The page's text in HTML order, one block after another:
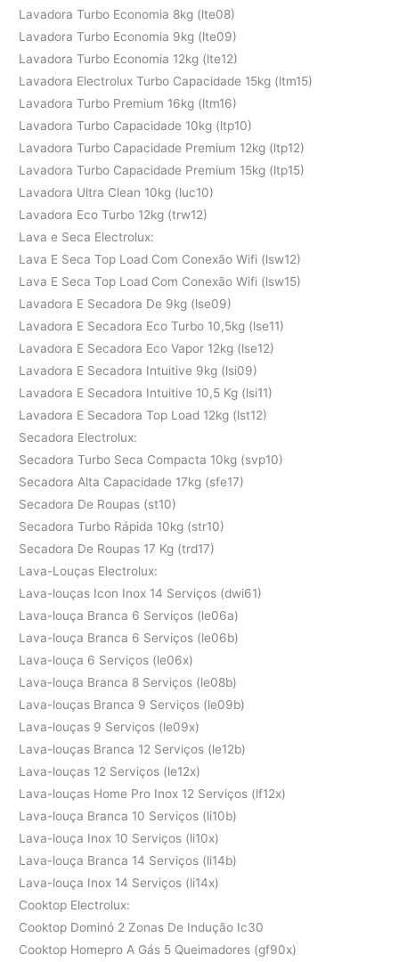
Lavadora Turbo Economia 8kg (lte08)
Lavadora Turbo Economia 9kg (lte09)
Lavadora Turbo Economia 12kg (lte12)
Lavadora Electrolux Turbo Capacidade 15kg (ltm15)
Lavadora Turbo Premium 16kg (ltm16)
Lavadora Turbo Capacidade 10kg (ltp10)
Lavadora Turbo Capacidade Premium 12kg (ltp12)
Lavadora Turbo Capacidade Premium 15kg (ltp15)
Lavadora Ultra Clean 10kg (luc10)
Lavadora Eco Turbo 12kg (trw12)
Lava e Seca Electrolux:
Lava E Seca Top Load Com Conexão Wifi (lsw12)
Lava E Seca Top Load Com Conexão Wifi (lsw15)
Lavadora E Secadora De 9kg (lse09)
Lavadora E Secadora Eco Turbo 10,5kg (lse11)
Lavadora E Secadora Eco Vapor 12kg (lse12)
Lavadora E Secadora Intuitive 9kg (lsi09)
Lavadora E Secadora Intuitive 10,5 Kg (lsi11)
Lavadora E Secadora Top Load 12kg (lst12)
Secadora Electrolux:
Secadora Turbo Seca Compacta 10kg (svp10)
Secadora Alta Capacidade 17kg (sfe17)
Secadora De Roupas (st10)
Secadora Turbo Rápida 10kg (str10)
Secadora De Roupas 17 Kg (trd17)
Lava-Louças Electrolux:
Lava-louças Icon Inox 14 Serviços (dwi61)
Lava-louça Branca 6 Serviços (le06a)
Lava-louça Branca 6 Serviços (le06b)
Lava-louça 6 Serviços (le06x)
Lava-louça Branca 8 Serviços (le08b)
Lava-louças Branca 9 Serviços (le09b)
Lava-louças 9 Serviços (le09x)
Lava-louças Branca 12 Serviços (le12b)
Lava-louças 12 Serviços (le12x)
Lava-louças Home Pro Inox 12 Serviços (lf12x)
Lava-louça Branca 10 Serviços (li10b)
Lava-louça Inox 10 Serviços (li10x)
Lava-louça Branca 14 Serviços (li14b)
Lava-louça Inox 14 Serviços (li14x)
Cooktop Electrolux:
Cooktop Dominó 2 Zonas De Indução Ic30
Cooktop Homepro A Gás 5 Queimadores (gf90x)